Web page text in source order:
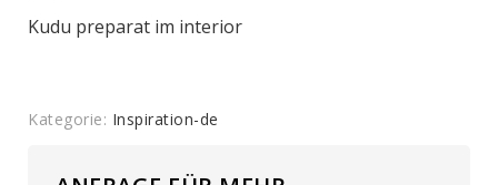
Kudu preparat im interior
Kategorie: Inspiration-de